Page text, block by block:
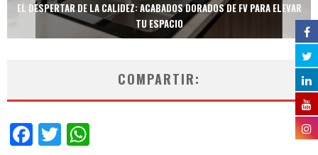
EL DESPERTAR DE LA CALIDEZ: ACABADOS DORADOS DE FV PARA ELEVAR
TU ESPACIO
COMPARTIR:
Facebook
Twitter